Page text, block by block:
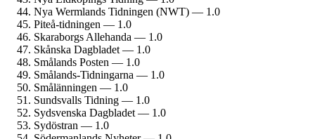
Nya Wermlands Tidningen (NWT) — 1.0
Piteå-tidningen — 1.0
Skaraborgs Allehanda — 1.0
Skånska Dagbladet — 1.0
Smålands Posten — 1.0
Smålands-Tidningarna — 1.0
Smålänningen — 1.0
Sundsvalls Tidning — 1.0
Sydsvenska Dagbladet — 1.0
Sydöstran — 1.0